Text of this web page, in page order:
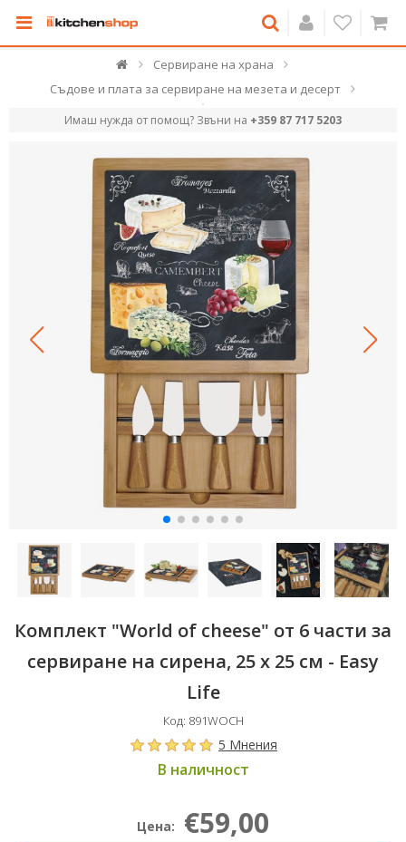
Сервиране на храна
Съдове и плата за сервиране на мезета и десерт
Имаш нужда от помощ? Звъни на +359 87 717 5203
Комплект "World of cheese" от 6 части за
сервиране на сирена, 25 х 25 см - Easy
Life
Код: 891WOCH
5 Мнения
В наличност
Цена: €59,00